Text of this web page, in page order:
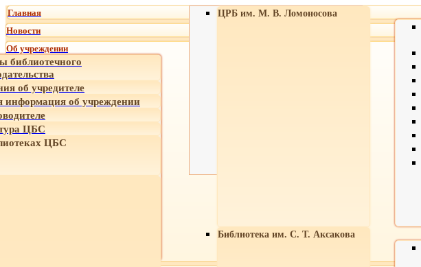
Главная
Новости
Об учреждении
библиотечного
об учредителе
об учреждении
ЦБС
ЦБС
ЦРБ им. М. В. Ломоносова
Библиотека им. С. Т. Аксакова